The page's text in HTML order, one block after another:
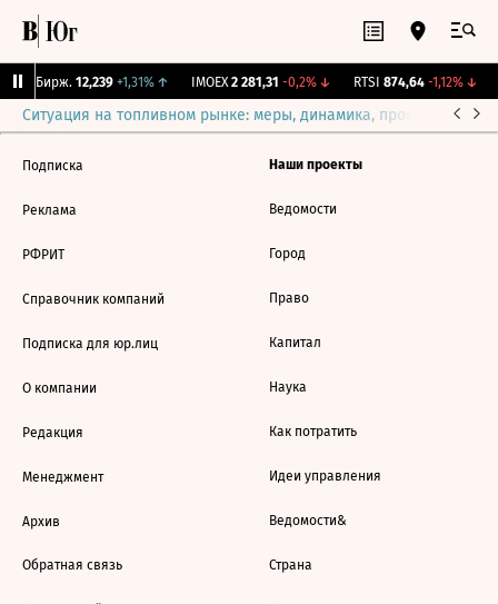
CNY Бирж. 12,239 +1,31%↑ IMOEX 2 281,31 -0,2%↓ RTSI 874,64 -1,12%↓
Ситуация на топливном рынке: меры, динамика, прогнозы
Подписка
Реклама
РФРИТ
Справочник компаний
Подписка для юр.лиц
О компании
Редакция
Менеджмент
Архив
Обратная связь
Наши проекты
Ведомости
Город
Право
Капитал
Наука
Как потратить
Идеи управления
Ведомости&
Страна